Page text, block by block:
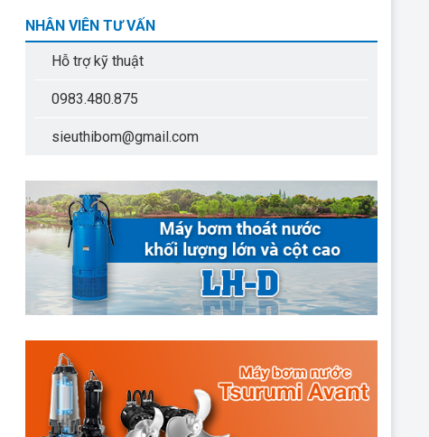
NHÂN VIÊN TƯ VẤN
Hỗ trợ kỹ thuật
0983.480.875
sieuthibom@gmail.com